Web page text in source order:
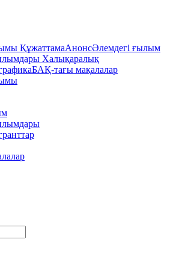
ҚұжаттамаАнонсӘлемдегі ғылым
Халықаралық
БАҚ-тағы мақалалар